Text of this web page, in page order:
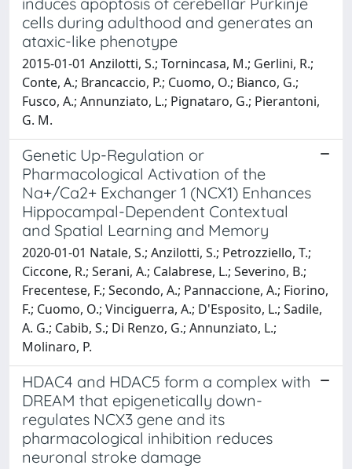
cells during adulthood and generates an
ataxic-like phenotype
2015-01-01 Anzilotti, S.; Tornincasa, M.; Gerlini, R.;
Conte, A.; Brancaccio, P.; Cuomo, O.; Bianco, G.;
Fusco, A.; Annunziato, L.; Pignataro, G.; Pierantoni,
G. M.
Genetic Up-Regulation or
Pharmacological Activation of the
Na+/Ca2+ Exchanger 1 (NCX1) Enhances
Hippocampal-Dependent Contextual
and Spatial Learning and Memory
2020-01-01 Natale, S.; Anzilotti, S.; Petrozziello, T.;
Ciccone, R.; Serani, A.; Calabrese, L.; Severino, B.;
Frecentese, F.; Secondo, A.; Pannaccione, A.; Fiorino,
F.; Cuomo, O.; Vinciguerra, A.; D'Esposito, L.; Sadile,
A. G.; Cabib, S.; Di Renzo, G.; Annunziato, L.;
Molinaro, P.
HDAC4 and HDAC5 form a complex with
DREAM that epigenetically down-
regulates NCX3 gene and its
pharmacological inhibition reduces
neuronal stroke damage